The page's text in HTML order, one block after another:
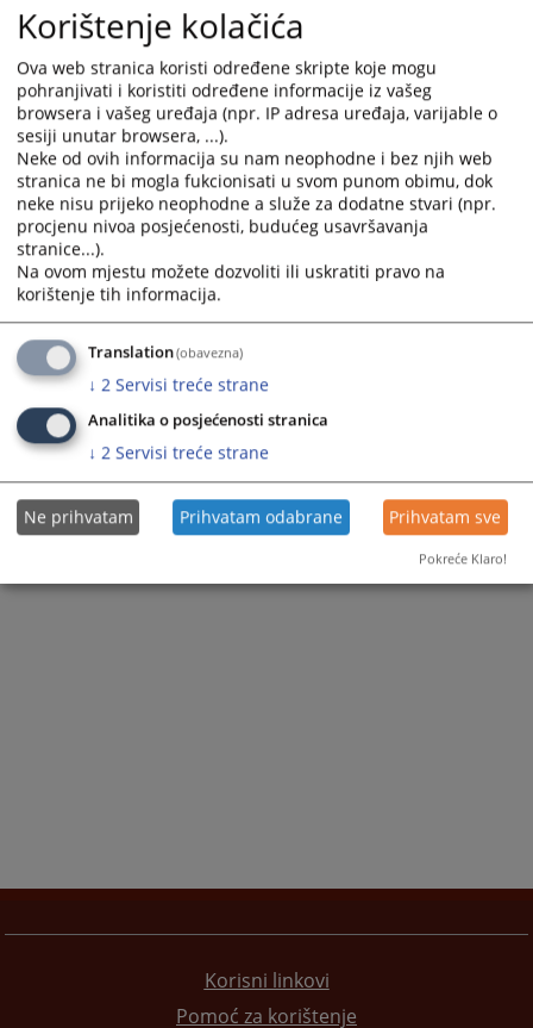
Po pravosnažnosti donesenog rješenja, ovo pravno lice
obrisano je iz Registra poslovnih subjekata, čime je prestalo
njegovo postojanje u pravnom prometu.
U prilogu se nalazi vijest o zaključenju stečajnog postupka sa
donesenim rješenjem.
Prikazana vijest je na: Srpski jezik
Linkovi
Zaključen stečajni postupak nad stečajnim dužnikom AD
GIK Hidrogradnja
155PREGLEDA
Korisni linkovi
Pomoć za korištenje
Korištenje kolačića
Ova web stranica koristi određene skripte koje mogu
pohranjivati i koristiti određene informacije iz vašeg
browsera i vašeg uređaja (npr. IP adresa uređaja, varijable o
sesiji unutar browsera, ...).
Neke od ovih informacija su nam neophodne i bez njih web
stranica ne bi mogla fukcionisati u svom punom obimu, dok
neke nisu prijeko neophodne a služe za dodatne stvari (npr.
procjenu nivoa posjećenosti, budućeg usavršavanja
stranice...).
Na ovom mjestu možete dozvoliti ili uskratiti pravo na
korištenje tih informacija.
Translation(obavezna)
↓ 2 Servisi treće strane
Analitika o posjećenosti stranica
↓ 2 Servisi treće strane
Ne prihvatam Prihvatam odabrane Prihvatam sve
Pokreće Klaro!